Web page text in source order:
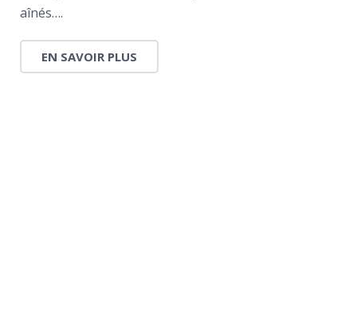
aînés….
EN SAVOIR PLUS